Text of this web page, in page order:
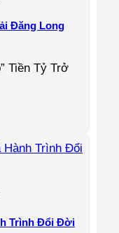
Đăng Long
Tiền Tỷ Trở
Trình Đổi Đời